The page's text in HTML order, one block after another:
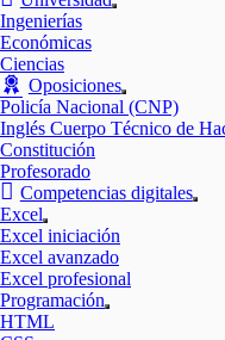
Mostrar
Ingenierías
Económicas
Ciencias
Oposiciones
Mostrar
el
submenú
Policía Nacional (CNP)
Inglés Cuerpo Técnico de
Constitución
Profesorado
Competencias digitales
Excel
Mostrar
el
submenú
Excel iniciación
Excel avanzado
Excel profesional
Programación
Mostrar
HTML